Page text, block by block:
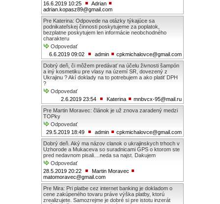
16.6.2019 10:25
Adrian
adrian.kopasz89@gmail.com
Pre Katerina: Odpovede na otázky týkajúce sa
podnikateľskej činnosti poskytujeme za poplatok,
bezplatne poskytujem len informácie neobchodného
charakteru
Odpovedať
6.6.2019 09:02
admin
cpkmichalovce@gmail.com
Dobrý deň, či môžem predávať na účelu živnosti šampón
a iný kosmetiku pre vlasy na území SR, dovezený z
Ukrajinu ? Akí doklady na to potrebujem a ako platiť DPH
?
Odpovedať
2.6.2019 23:54
Katerina
mnbvcx-95@mail.ru
Pre Martin Moravec: článok je už znova zaradený medzi
TOPky
Odpovedať
29.5.2019 18:49
admin
cpkmichalovce@gmail.com
Dobrý deň. Aký ma názov clanok o ukrajinskych trhoch v
Uzhorode a Mukaceva so suradnicami GPS o ktorom ste
pred nedavnom pisali....neda sa najst. Dakujem
Odpovedať
28.5.2019 20:22
Martin Moravec
matomoravec@gmail.com
Pre Mira: Pri platbe cez internet banking je dokladom o
cene zakúpeného tovaru práve výška platby, ktorú
zrealizujete. Samozrejme je dobré si pre istotu inzerát